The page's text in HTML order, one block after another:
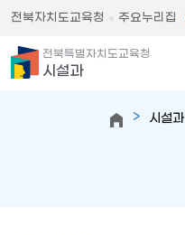
전북자치도교육청 주요누리집
전북특별자치도교육청
시설과
시설과